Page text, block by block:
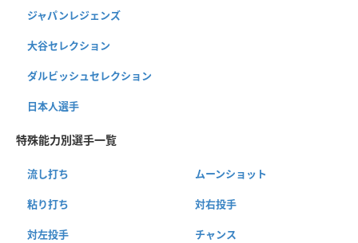
ジャパンレジェンズ
大谷セレクション
ダルビッシュセレクション
日本人選手
特殊能力別選手一覧
流し打ち ムーンショット
粘り打ち 対右投手
対左投手 チャンス